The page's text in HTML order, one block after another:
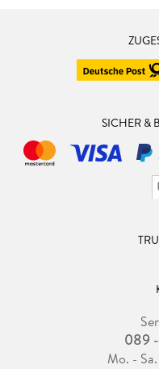
SICHER &
089
Mo. -